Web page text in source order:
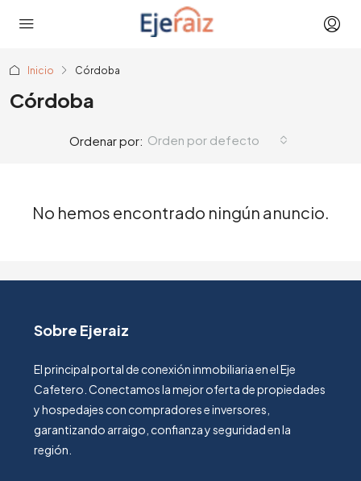
Inicio Córdoba
Córdoba
Ordenar por: Orden por defecto
No hemos encontrado ningún anuncio.
Sobre Ejeraiz
El principal portal de conexión inmobiliaria en el Eje
Cafetero. Conectamos la mejor oferta de propiedades
y hospedajes con compradores e inversores,
garantizando arraigo, confianza y seguridad en la
región.